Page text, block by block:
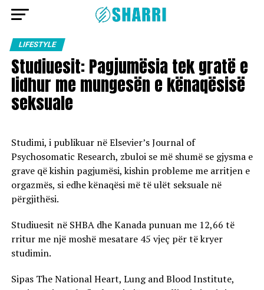
LIFESTYLE
Studiuesit: Pagjumësia tek gratë e
lidhur me mungesën e kënaqësisë
seksuale
Studimi, i publikuar në Elsevier’s Journal of
Psychosomatic Research, zbuloi se më shumë se gjysma e
grave që kishin pagjumësi, kishin probleme me arritjen e
orgazmës, si edhe kënaqësi më të ulët seksuale në
përgjithësi.
Studiuesit në SHBA dhe Kanada punuan me 12,66 të
rritur me një moshë mesatare 45 vjeç për të kryer
studimin.
Sipas The National Heart, Lung and Blood Institute,